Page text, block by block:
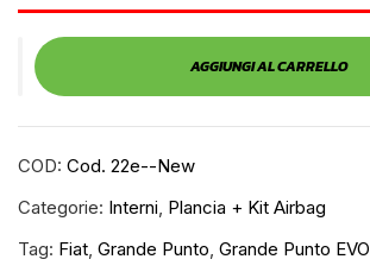
AGGIUNGI AL CARRELLO
COD: Cod. 22e--new
Categorie: Interni Plancia + Kit Airbag
Tag: Fiat Grande Punto Grande Punto EVO